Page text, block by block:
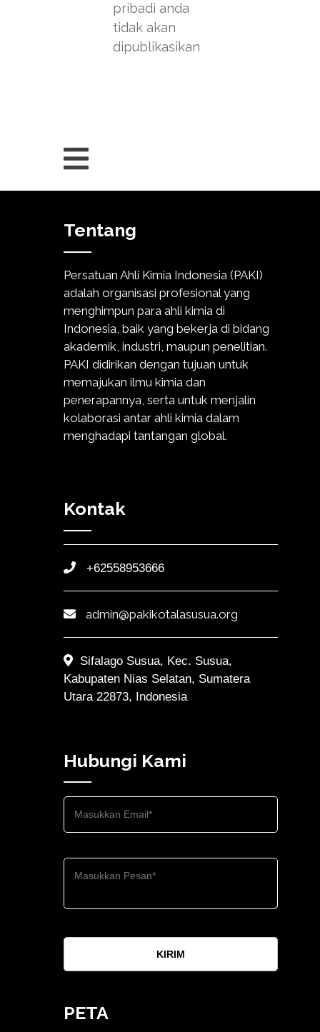
pribadi anda
tidak akan
dipublikasikan
Tentang
Persatuan Ahli Kimia Indonesia (PAKI)
adalah organisasi profesional yang
menghimpun para ahli kimia di
Indonesia, baik yang bekerja di bidang
akademik, industri, maupun penelitian.
PAKI didirikan dengan tujuan untuk
memajukan ilmu kimia dan
penerapannya, serta untuk menjalin
kolaborasi antar ahli kimia dalam
menghadapi tantangan global.
Kontak
+62558953666
admin@pakikotalasusua.org
Sifalago Susua, Kec. Susua,
Kabupaten Nias Selatan, Sumatera
Utara 22873, Indonesia
Hubungi Kami
KIRIM
PETA